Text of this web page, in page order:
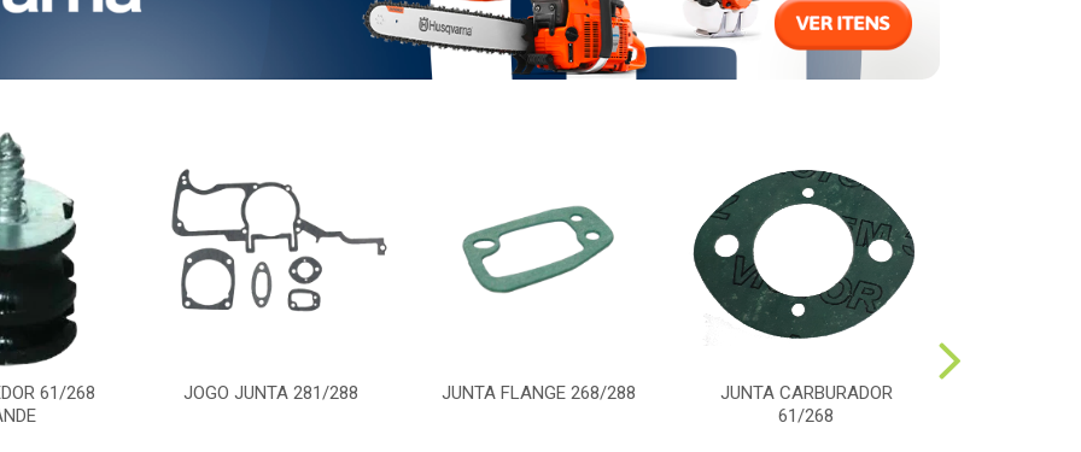
61/268
JOGO JUNTA 281/288 JUNTA FLANGE 268/288
JUNTA CARBURADOR
61/268